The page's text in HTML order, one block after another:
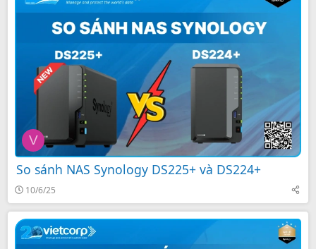
V
So sánh NAS Synology DS225+ và DS224+
10/6/25